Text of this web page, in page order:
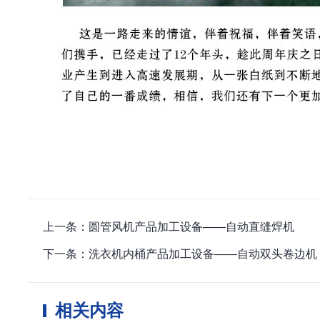
上一条：圆管风机产品加工设备——自动直缝焊机
下一条：洗衣机内桶产品加工设备——自动双头卷边机
相关内容